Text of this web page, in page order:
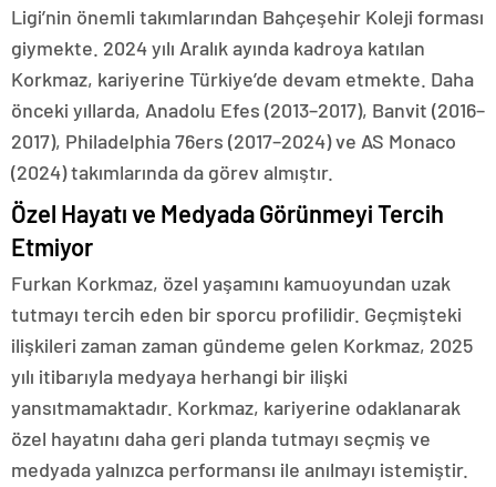
Ligi’nin önemli takımlarından Bahçeşehir Koleji forması
giymekte. 2024 yılı Aralık ayında kadroya katılan
Korkmaz, kariyerine Türkiye’de devam etmekte. Daha
önceki yıllarda, Anadolu Efes (2013–2017), Banvit (2016–
2017), Philadelphia 76ers (2017–2024) ve AS Monaco
(2024) takımlarında da görev almıştır.
Özel Hayatı ve Medyada Görünmeyi Tercih
Etmiyor
Furkan Korkmaz, özel yaşamını kamuoyundan uzak
tutmayı tercih eden bir sporcu profilidir. Geçmişteki
ilişkileri zaman zaman gündeme gelen Korkmaz, 2025
yılı itibarıyla medyaya herhangi bir ilişki
yansıtmamaktadır. Korkmaz, kariyerine odaklanarak
özel hayatını daha geri planda tutmayı seçmiş ve
medyada yalnızca performansı ile anılmayı istemiştir.